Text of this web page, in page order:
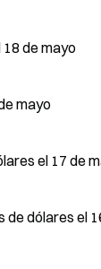
de mayo
mayo
el 17 de
de dólares el